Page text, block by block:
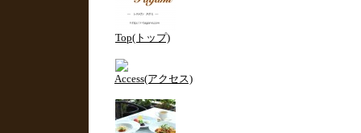
Top(トップ)
Access(アクセス)